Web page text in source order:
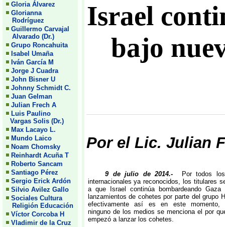
Gloria Álvarez
Glorianna
Rodríguez
Guillermo Carvajal
Alvarado (Dr.)
Grupo Roncahuita
Isabel Umaña
Iván García M
Jorge J Cuadra
John Bisner U
Johnny Schmidt C.
Juan Gelman
Julian Frech A
Luis Paulino
Vargas Solis (Dr.)
Max Lacayo L.
Mundo Laico
Noam Chomsky
Reinhardt Acuña T
Roberto Sancam
Santiago Pérez
Sergio Erick Ardón
Silvio Avilez Gallo
Sociales Cultura
Religión Educación
Víctor Corcoba H
Vladimir de la Cruz
Israel
bajo
Por el Lic. Julian
9 de julio de 2014.-
Por todos
internacionales ya reconocidos, los titulares
a que Israel continúa bombardeando
lanzamientos de cohetes por parte del grupo
efectivamente así es en este momento,
ninguno de los medios se menciona el por
empezó a lanzar los cohetes.